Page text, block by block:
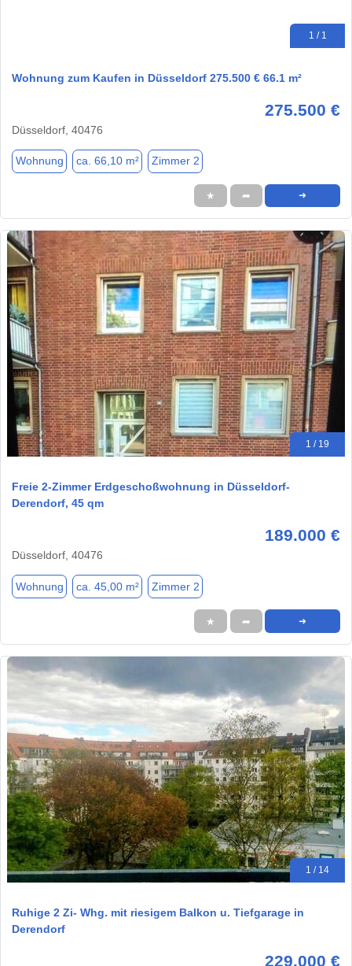
1 / 1
Wohnung zum Kaufen in Düsseldorf 275.500 € 66.1 m²
275.500 €
Düsseldorf, 40476
Wohnung ca. 66,10 m² Zimmer 2
★ ➦ ➜
1 / 19
Freie 2-Zimmer Erdgeschoßwohnung in Düsseldorf-
Derendorf, 45 qm
189.000 €
Düsseldorf, 40476
Wohnung ca. 45,00 m² Zimmer 2
★ ➦ ➜
1 / 14
Ruhige 2 Zi- Whg. mit riesigem Balkon u. Tiefgarage in
Derendorf
229.000 €